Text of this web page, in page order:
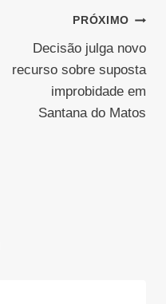
PRÓXIMO
Decisão julga novo
recurso sobre suposta
improbidade em
Santana do Matos